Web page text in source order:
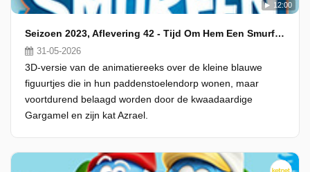
12:00
Seizoen 2023, Aflevering 42 - Tijd Om Hem Een Smurf Te Bakken!
31-05-2026
3D-versie van de animatiereeks over de kleine blauwe
figuurtjes die in hun paddenstoelendorp wonen, maar
voortdurend belaagd worden door de kwaadaardige
Gargamel en zijn kat Azrael.